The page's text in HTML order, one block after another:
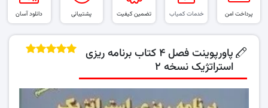
پرداخت امن خدمات کمیاب تضمین کیفیت پشتیبانی دانلود آسان
پاورپوینت فصل ۴ کتاب برنامه ریزی
استراتژیک نسخه ۲